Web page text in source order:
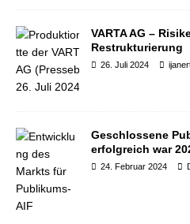
VARTA AG –
Restrukturierung
26. Juli 2024
Geschlossene
erfolgreich war
24. Februar 2024